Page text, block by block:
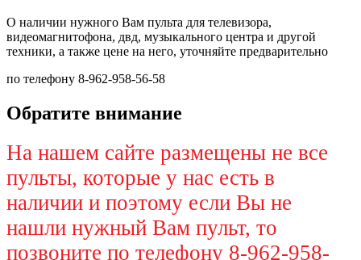
О наличии нужного Вам пульта для телевизора,
видеомагнитофона, двд, музыкального центра и другой
техники, а также цене на него, уточняйте предварительно
по телефону 8-962-958-56-58
Обратите внимание
На нашем сайте размещены не все
пульты, которые у нас есть в
наличии и поэтому если Вы не
нашли нужный Вам пульт, то
позвоните по телефону 8-962-958-